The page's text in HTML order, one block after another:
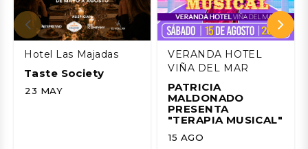
Hotel Las Majadas
Taste Society
23 MAY
VERANDA HOTEL
VIÑA DEL MAR
PATRICIA
MALDONADO
PRESENTA
"TERAPIA MUSICAL"
15 AGO